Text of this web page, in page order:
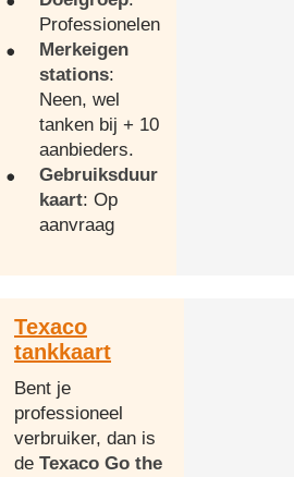
Professionelen
Merkeigen
stations:
Neen, wel
tanken bij + 10
aanbieders.
Gebruiksduur
kaart: Op
aanvraag
Texaco
tankkaart
Bent je
professioneel
verbruiker, dan is
de Texaco Go the